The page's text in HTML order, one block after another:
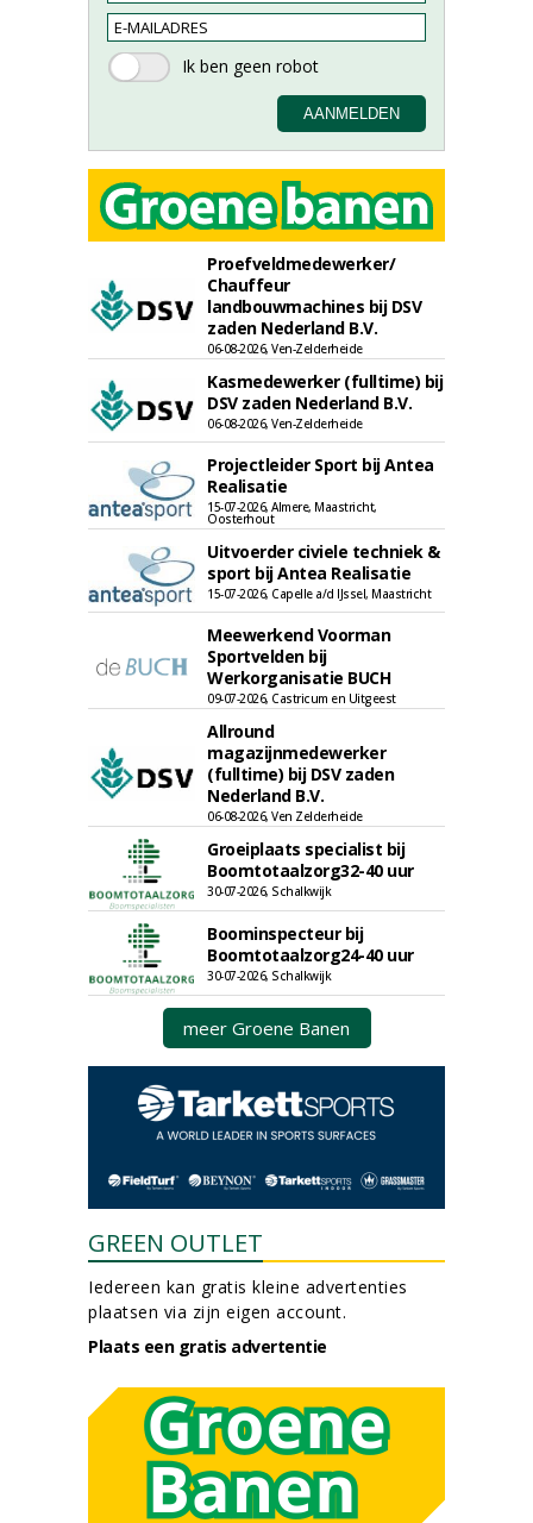
Proefveldmedewerker/
Chauffeur
landbouwmachines bij DSV
zaden Nederland B.V.
06-08-2026, Ven-Zelderheide
Kasmedewerker (fulltime) bij
DSV zaden Nederland B.V.
06-08-2026, Ven-Zelderheide
Projectleider Sport bij Antea
Realisatie
15-07-2026, Almere, Maastricht,
Oosterhout
Uitvoerder civiele techniek &
sport bij Antea Realisatie
15-07-2026, Capelle a/d IJssel, Maastricht
Meewerkend Voorman
Sportvelden bij
Werkorganisatie BUCH
09-07-2026, Castricum en Uitgeest
Allround
magazijnmedewerker
(fulltime) bij DSV zaden
Nederland B.V.
06-08-2026, Ven Zelderheide
Groeiplaats specialist bij
Boomtotaalzorg32-40 uur
30-07-2026, Schalkwijk
Boominspecteur bij
Boomtotaalzorg24-40 uur
30-07-2026, Schalkwijk
meer Groene Banen
GREEN OUTLET
Iedereen kan gratis kleine advertenties
plaatsen via zijn eigen account.
Plaats een gratis advertentie